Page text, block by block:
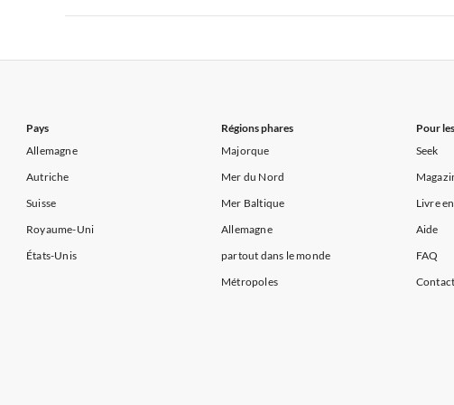
Appartements de Vacances à Côte atlantique Appartements de
Pays
Allemagne
Autriche
Suisse
Royaume-Uni
États-Unis
Régions phares
Majorque
Mer du Nord
Mer Baltique
Allemagne
partout dans le monde
Métropoles
Pour
Seek
Livre
Aide
FAQ
Contact